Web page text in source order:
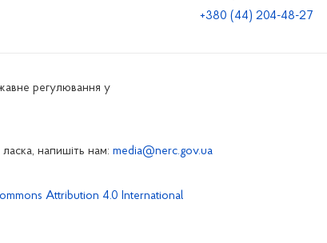
+380 (44) 204-48-27
регулювання у
напишіть нам: media@nerc.gov.ua
Attribution 4.0 International